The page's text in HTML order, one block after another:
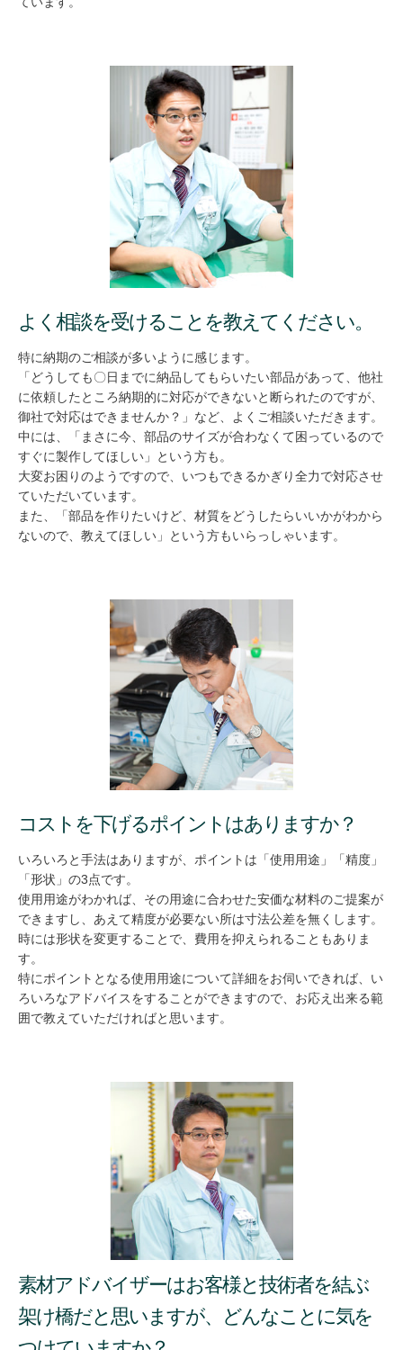
よく相談を受けることを教えてください。
特に納期のご相談が多いように感じます。
「どうしても〇日までに納品してもらいたい部品があって、他社
に依頼したところ納期的に対応ができないと断られたのですが、
御社で対応はできませんか？」など、よくご相談いただきます。
中には、「まさに今、部品のサイズが合わなくて困っているので
すぐに製作してほしい」という方も。
大変お困りのようですので、いつもできるかぎり全力で対応させ
ていただいています。
また、「部品を作りたいけど、材質をどうしたらいいかがわから
ないので、教えてほしい」という方もいらっしゃいます。
コストを下げるポイントはありますか？
いろいろと手法はありますが、ポイントは「使用用途」「精度」
「形状」の3点です。
使用用途がわかれば、その用途に合わせた安価な材料のご提案が
できますし、あえて精度が必要ない所は寸法公差を無くします。
時には形状を変更することで、費用を抑えられることもありま
す。
特にポイントとなる使用用途について詳細をお伺いできれば、い
ろいろなアドバイスをすることができますので、お応え出来る範
囲で教えていただければと思います。
素材アドバイザーはお客様と技術者を結ぶ
架け橋だと思いますが、どんなことに気を